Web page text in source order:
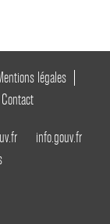
légales
Contact
info.gouv.fr